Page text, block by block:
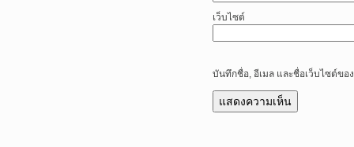
เว็บไซต์
บันทึกชื่อ, อีเมล และชื่อเว็บไซต์ขอ